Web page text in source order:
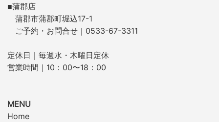
■蒲郡店
蒲郡市蒲郡町堀込17-1
ご予約・お問合せ｜0533-67-3311
定休日｜毎週水・木曜日定休
営業時間｜10：00〜18：00
MENU
Home